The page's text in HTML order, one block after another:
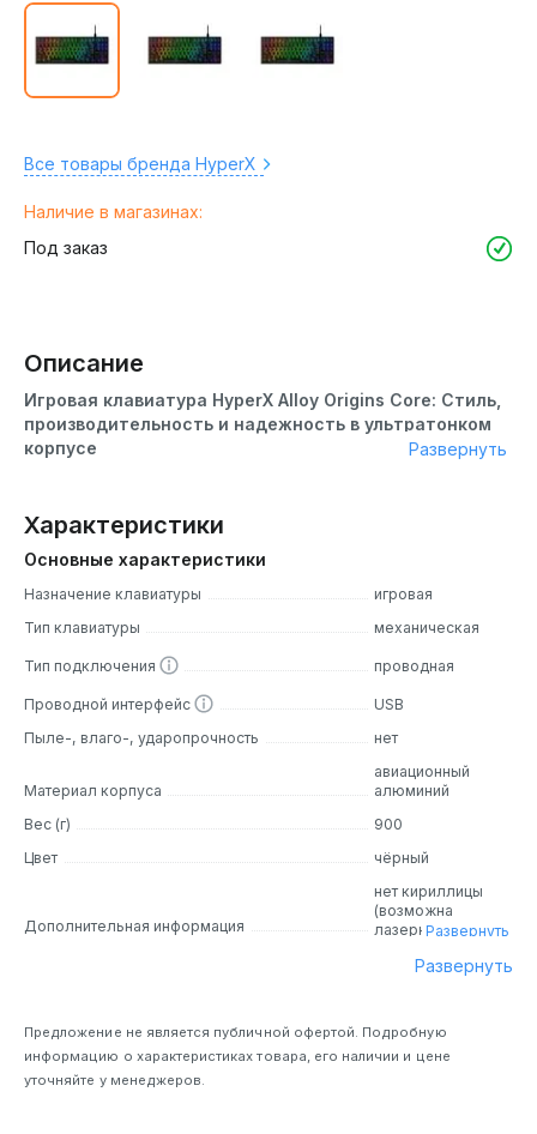
Все товары бренда HyperX
Наличие в магазинах:
Под заказ
Описание
Игровая клавиатура HyperX Alloy Origins Core: Стиль,
производительность и надежность в ультратонком
корпусе
прочная клавиатура без цифрового блока, специально
разработанная для геймеров. Ее механические
переключатели HyperX обеспечивают отличное
сочетание скорости отклика и точности. С открытыми
насыщенной, подчеркивая ваш стиль.
Дизайн
Клавиатура HyperX Alloy Origins Core отличается
лаконичным и элегантным дизайном, который идеально
подходит для любого игрового или рабочего
пространства. Ее компактный размер и отсутствие
лишних элементов делают ее идеальным выбором для
тех, кто ценит минимализм и функциональность.
Металлическая панель основания обеспечивает
прочность и долговечность конструкции.
оснащена высококачественными механическими
переключателями HyperX, которые обеспечивают
быстрый отклик, четкую обратную связь и
Развернуть
Характеристики
Основные характеристики
Назначение клавиатуры
игровая
Тип клавиатуры
механическая
Тип подключения проводная
Проводной интерфейс
USB
Пыле-, влаго-, ударопрочность
нет
Материал корпуса
авиационный
алюминий
Вес (г)
900
Цвет
чёрный
Дополнительная информация
нет кириллицы
(возможна
лазернаяРазвернуть
Развернуть
Предложение не является публичной офертой. Подробную
информацию о характеристиках товара, его наличии и цене
уточняйте у менеджеров.